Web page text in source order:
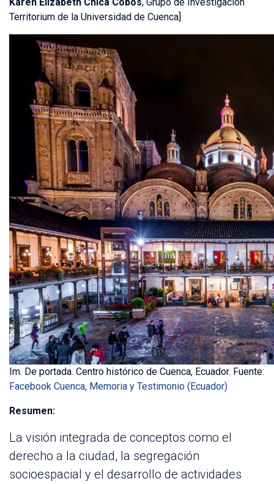
Territorium de la Universidad de Cuenca]
Im. De portada. Centro histórico de Cuenca, Ecuador. Fuente:
Facebook Cuenca, Memoria y Testimonio (Ecuador)
Resumen:
La visión integrada de conceptos como el
derecho a la ciudad, la segregación
socioespacial y el desarrollo de actividades